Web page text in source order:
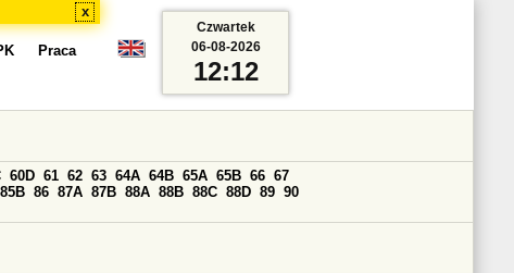
x
Praca
60D 61 62 63 64A 64B 65A 65B 66 67
85B 86 87A 87B 88A 88B 88C 88D 89 90
Czwartek
06-08-2026
12:12